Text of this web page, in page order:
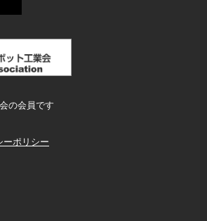
の会員です
ーポリシー